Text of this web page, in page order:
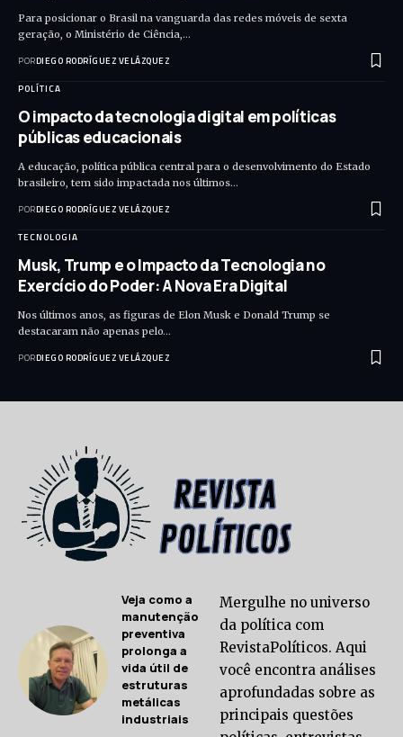
Para posicionar o Brasil na vanguarda das redes móveis de sexta
geração, o Ministério de Ciência,…
PORDIEGO RODRÍGUEZ VELÁZQUEZ
POLÍTICA
O impacto da tecnologia digital em políticas
públicas educacionais
A educação, política pública central para o desenvolvimento do Estado
brasileiro, tem sido impactada nos últimos…
PORDIEGO RODRÍGUEZ VELÁZQUEZ
TECNOLOGIA
Musk, Trump e o Impacto da Tecnologia no
Exercício do Poder: A Nova Era Digital
Nos últimos anos, as figuras de Elon Musk e Donald Trump se
destacaram não apenas pelo…
PORDIEGO RODRÍGUEZ VELÁZQUEZ
Veja como a
manutenção
preventiva
prolonga a
vida útil de
estruturas
metálicas
industriais
Mergulhe no universo
da política com
RevistaPolíticos. Aqui
você encontra análises
aprofundadas sobre as
principais questões